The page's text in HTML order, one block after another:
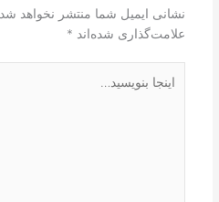
نشانی ایمیل شما منتشر نخواهد شد.
علامت‌گذاری شده‌اند *
بنویسید…